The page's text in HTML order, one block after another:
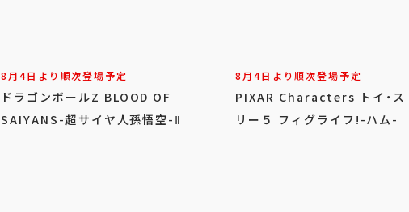
8月4日より順次登場予定
ドラゴンボールZ BLOOD OF
SAIYANS-超サイヤ人孫悟空-Ⅱ
8月4日より順次登場予定
PIXAR Characters トイ・ス
リー５ フィグライフ!-ハム-